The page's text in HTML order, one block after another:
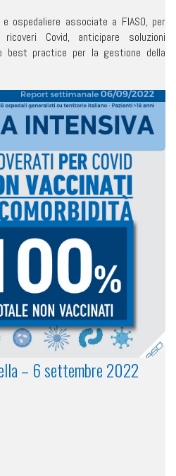
ospedaliere associate a FIASO, per
ricoveri Covid, anticipare soluzioni
best practice per la gestione della
– 6 settembre 2022